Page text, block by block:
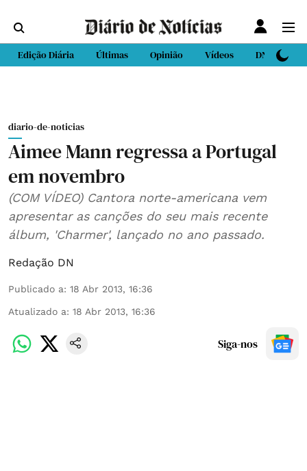
Edição Diária Últimas Opinião Vídeos DN Sport
diario-de-noticias
Aimee Mann regressa a Portugal
em novembro
(COM VÍDEO) Cantora norte-americana vem
apresentar as canções do seu mais recente
álbum, 'Charmer', lançado no ano passado.
Redação DN
Publicado a: 18 Abr 2013, 16:36
Atualizado a: 18 Abr 2013, 16:36
Siga-nos